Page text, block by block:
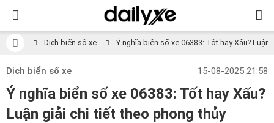
Dịch biển số xe Ý nghĩa biển số xe 06383: Tốt hay Xấu?
Dịch biển số xe 15-08-2025 21:58
Ý nghĩa biển số xe 06383: Tốt hay Xấu?
Luận giải chi tiết theo phong thủy